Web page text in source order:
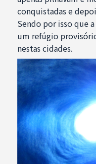
conquistadas e
Sendo por isso que
um refúgio
nestas cidades.